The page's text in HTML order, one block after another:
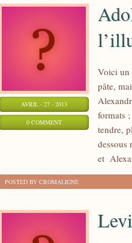
AVRIL - 27 - 2013
0 COMMENT
Voici un
pâte,
formats
tendre,
dessous
et
POSTED BY CROMALIGNE